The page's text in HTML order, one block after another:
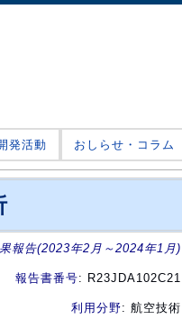
発活動 おしらせ・コラム
報告(2023年2月～2024年1月)
報告書番号: R23JDA102C21
利用分野: 航空技術